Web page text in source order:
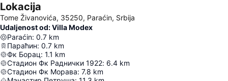
Lokacija
Tome Živanovića, 35250, Paraćin, Srbija
Udaljenost od: Villa Modex
Paraćin: 0.7 km
Параћин: 0.7 km
Фк Борац: 1.1 km
Стадион Фк Раднички 1922: 6.4 km
Стадион Фк Морава: 7.8 km